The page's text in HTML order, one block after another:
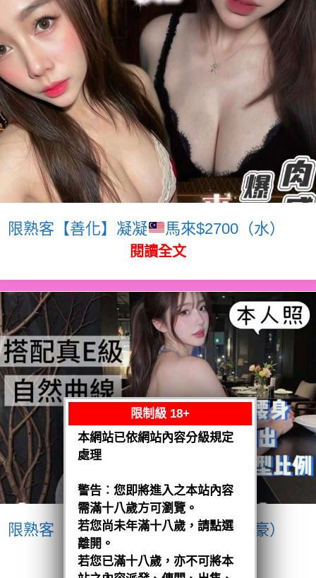
限熟客【善化】凝凝 馬來$2700（水）
閱讀全文
限熟客【南區】愛紗 越南$3200（豪）
閱讀全文
限制級 18+
本網站已依網站內容分級規定
處理
警告︰您即將進入之本站內容
需滿十八歲方可瀏覽。
若您尚未年滿十八歲，請點選
離開。
若您已滿十八歲，亦不可將本